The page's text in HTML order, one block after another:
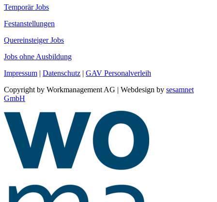
Temporär Jobs
Festanstellungen
Quereinsteiger Jobs
Jobs ohne Ausbildung
Impressum | Datenschutz | GAV Personalverleih
Copyright by Workmanagement AG | Webdesign by sesamnet
GmbH